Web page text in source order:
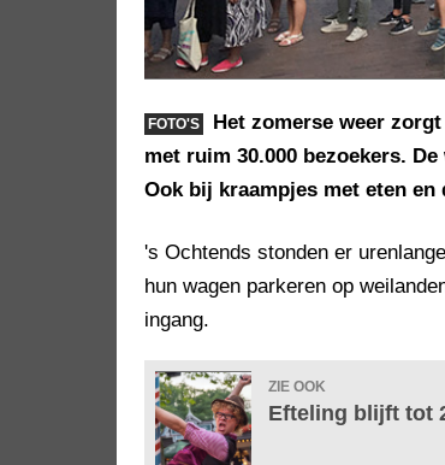
FOTO'S
Het zomerse weer
met ruim 30.000 bezoekers.
Ook bij kraampjes met eten en
's Ochtends stonden er
hun wagen parkeren op
ingang.
ZIE OOK
Efteling blijft tot